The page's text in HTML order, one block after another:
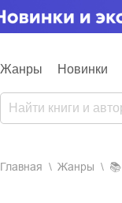
Жанры Новинки
Главная Жанры